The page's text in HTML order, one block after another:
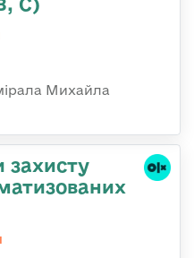
Михайла
захисту